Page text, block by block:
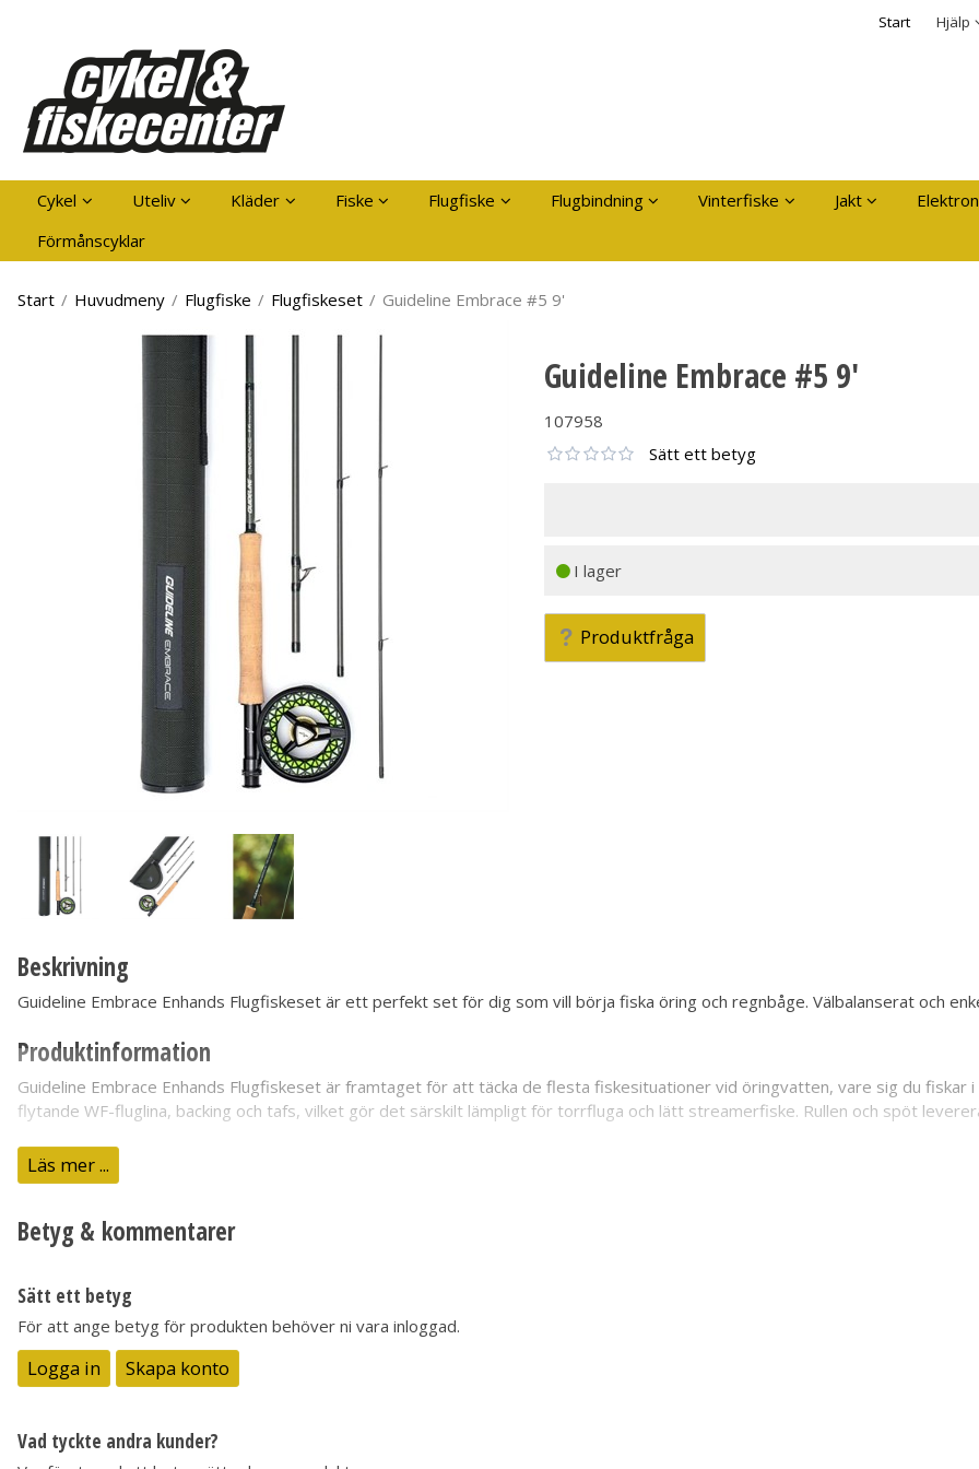
Start Hjälp
Säkerhet &
Kom ihåg mig
Cykel Uteliv Kläder Fiske Flugfiske Flugbindning Vinterfiske Jakt
Förmånscyklar
Start / Huvudmeny / Flugfiske / Flugfiskeset / Guideline Embrace #5 9'
Guideline Embrace #5 9'
107958
Sätt ett betyg
I lager
Produktfråga
Beskrivning
Guideline Embrace Enhands Flugfiskeset är ett perfekt set för dig som vill börja fiska öring och regnbåge. Välbalanserat och
Produktinformation
Guideline Embrace Enhands Flugfiskeset är framtaget för att täcka de flesta fiskesituationer vid öringvatten, vare sig du fiskar
flytande WF-fluglina, backing och tafs, vilket gör det särskilt lämpligt för torrfluga och lätt streamerfiske. Rullen och spöt
Komplett set för flugfiske efter öring, regnbåge, röding och harr
Innehåller svart NOVA 46-rulle, flytande WF-fluglina, backing och tafs
Lämpligt för både nybörjare och erfarna flugfiskare
Specifikationer
Klass:
#5
Material Handtag:Cork
Spölängd, cm:
274 cm
Spölängd, Fot:
9
Läs mer ...
Betyg & kommentarer
Sätt ett betyg
För att ange betyg för produkten behöver ni vara inloggad.
Logga in Skapa konto
Vad tyckte andra kunder?